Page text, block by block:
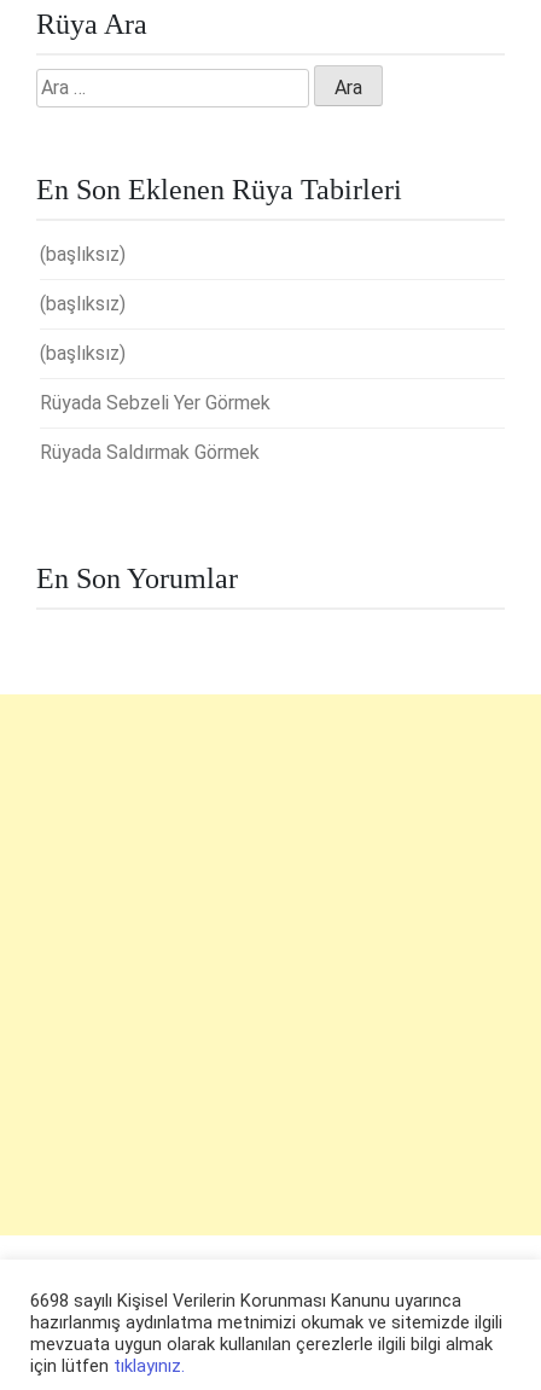
Rüya Ara
Arama:
En Son Eklenen Rüya Tabirleri
(başlıksız)
(başlıksız)
(başlıksız)
Rüyada Sebzeli Yer Görmek
Rüyada Saldırmak Görmek
En Son Yorumlar
6698 sayılı Kişisel Verilerin Korunması Kanunu uyarınca
hazırlanmış aydınlatma metnimizi okumak ve sitemizde ilgili
mevzuata uygun olarak kullanılan çerezlerle ilgili bilgi almak
için lütfen tıklayınız.